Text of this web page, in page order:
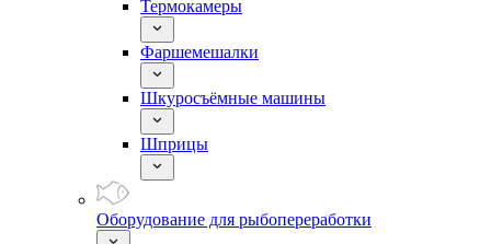
Термокамеры
Фаршемешалки
Шкуросъёмные машины
Шприцы
Оборудование для рыбопереработки